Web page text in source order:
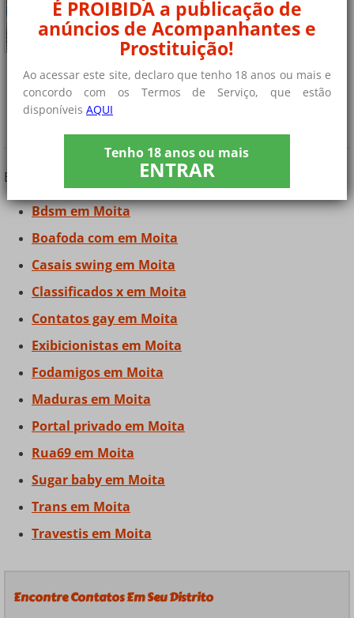
Olá, somos um casal à procura de uma rapariga para......
+ 7 fotos privadas
¿Você está procurando outros tipos de
contatos?
Encontre contatos e amigos em Moita
Bdsm em Moita
Boafoda com em Moita
Casais swing em Moita
Classificados x em Moita
Contatos gay em Moita
Exibicionistas em Moita
Fodamigos em Moita
Maduras em Moita
Portal privado em Moita
Rua69 em Moita
Sugar baby em Moita
Trans em Moita
Travestis em Moita
Encontre Contatos Em Seu Distrito
É PROIBIDA a publicação de
anúncios de Acompanhantes e
Prostituição!
Ao acessar este site, declaro que tenho 18 anos ou mais e
concordo com os Termos de Serviço, que estão
disponíveis AQUI
Tenho 18 anos ou mais
ENTRAR